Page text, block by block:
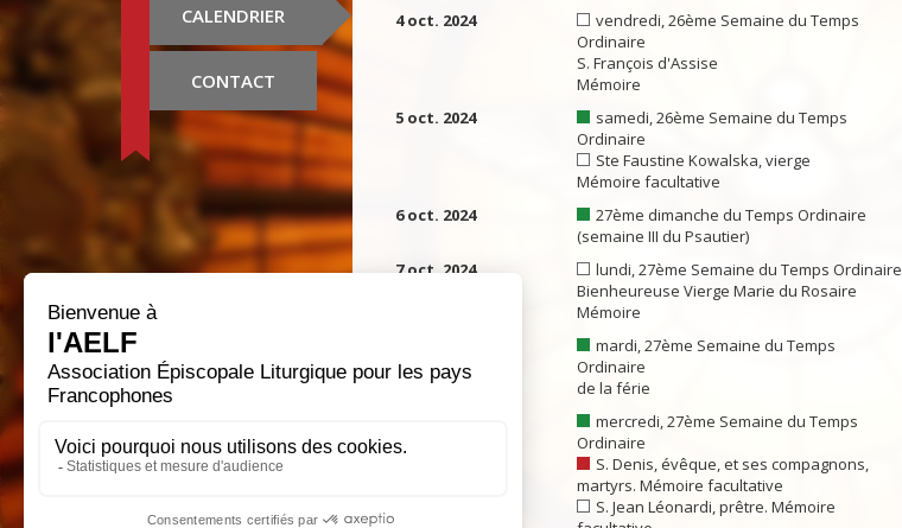
CALENDRIER
CONTACT
4 oct. 2024
vendredi, 26ème Semaine du Temps
Ordinaire
S. François d'Assise
Mémoire
5 oct. 2024
samedi, 26ème Semaine du Temps
Ordinaire
Ste Faustine Kowalska, vierge
Mémoire facultative
6 oct. 2024
27ème dimanche du Temps Ordinaire
(semaine III du Psautier)
7 oct. 2024
lundi, 27ème Semaine du Temps Ordinaire
Bienheureuse Vierge Marie du Rosaire
Mémoire
mardi, 27ème Semaine du Temps
Ordinaire
de la férie
mercredi, 27ème Semaine du Temps
Ordinaire
S. Denis, évêque, et ses compagnons,
martyrs. Mémoire facultative
S. Jean Léonardi, prêtre. Mémoire